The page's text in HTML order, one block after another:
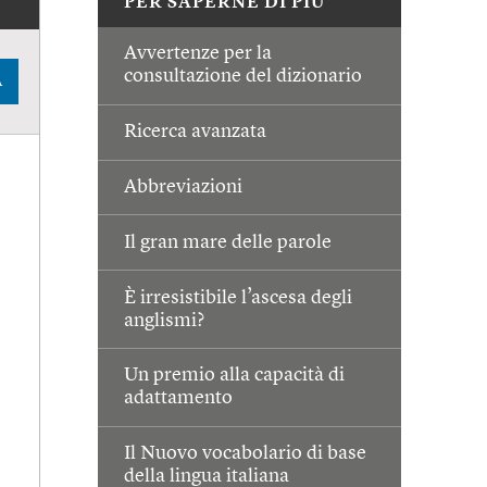
Avvertenze per la
consultazione del dizionario
Ricerca avanzata
Abbreviazioni
Il gran mare delle parole
È irresistibile l’ascesa degli
anglismi?
Un premio alla capacità di
adattamento
Il Nuovo vocabolario di base
della lingua italiana